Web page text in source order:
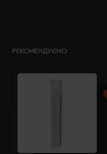
РЕКОМЕНДУЄМО